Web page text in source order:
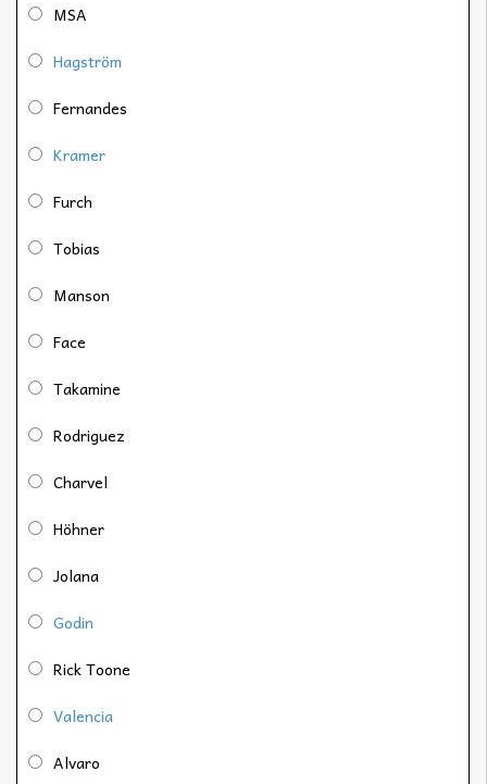
MSA
Hagström
Fernandes
Kramer
Furch
Tobias
Manson
Face
Takamine
Rodriguez
Charvel
Höhner
Jolana
Godin
Rick Toone
Valencia
Alvaro